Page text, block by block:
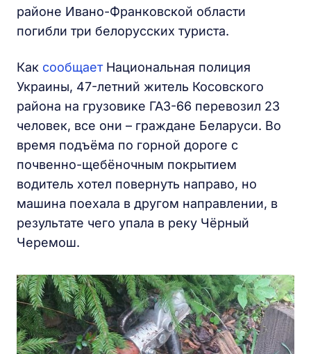
районе Ивано-Франковской области
погибли три белорусских туриста.
Как сообщаетНациональная полиция
Украины, 47-летний житель Косовского
района на грузовике ГАЗ-66 перевозил 23
человек, все они – граждане Беларуси. Во
время подъёма по горной дороге с
почвенно-щебёночным покрытием
водитель хотел повернуть направо, но
машина поехала в другом направлении, в
результате чего упала в реку Чёрный
Черемош.